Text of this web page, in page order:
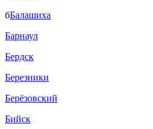
бБалашиха
Барнаул
Бердск
Березники
Берёзовский
Бийск